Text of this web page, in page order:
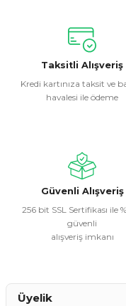
konularda yetersiz
kullanarak tarafımıza
Görüş ve önerileriniz
Ürün resmi kalitesiz,
Ürün fiyatı diğer
Bu ürüne benzer
Taksitli Alışveriş
Kredi kartınıza taksit ve
havalesi ile ödeme
Güvenli Alışveriş
256 bit SSL Sertifikası ile
güvenli
alışveriş imkanı
Üyelik